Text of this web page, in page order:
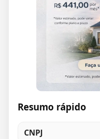
Resumo rápido
CNPJ